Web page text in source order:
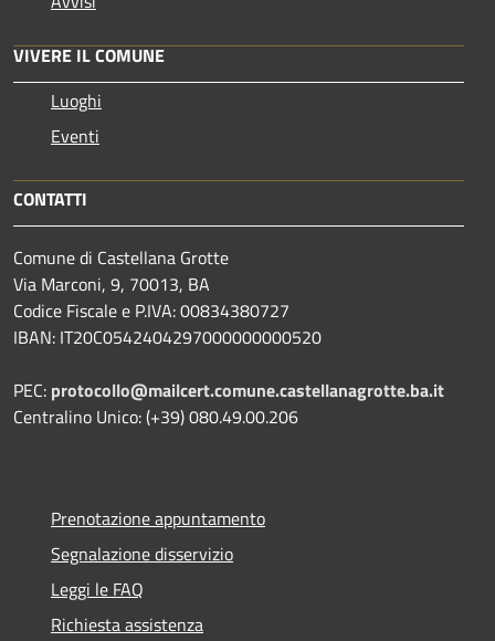
VIVERE IL COMUNE
Luoghi
Eventi
CONTATTI
Comune di Castellana Grotte
Via Marconi, 9, 70013, BA
Codice Fiscale e P.IVA: 00834380727
IBAN: IT20C0542404297000000000520
PEC: protocollo@mailcert.comune.castellanagrotte.ba.it
Centralino Unico: (+39) 080.49.00.206
Prenotazione appuntamento
Segnalazione disservizio
Leggi le FAQ
Richiesta assistenza